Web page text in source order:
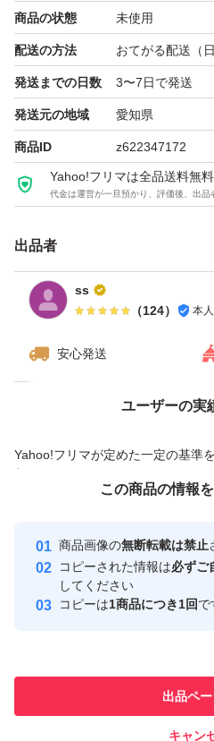
セット/単品：セット
商品の状態 未使用
配送の方法 おてがる配送（
発送までの日数 3〜7日で発送
発送元の地域 愛知県
商品ID z622347172
Yahoo!フリマは全品送料無
代金は運営が一旦預かり、評価後、出品
出品者
ss
（124） 本
安心発送
ユーザーの実
Yahoo!フリマが定めた一定の基準
付与しています
安心取引出品者
取引実績
価格の相談
この商品の情報
商品画像の無断転載は禁止
コピーされた情報は必ずご
してください
コピーは1商品につき1回で
出品ペ
キャン
この商品をみている人にオス